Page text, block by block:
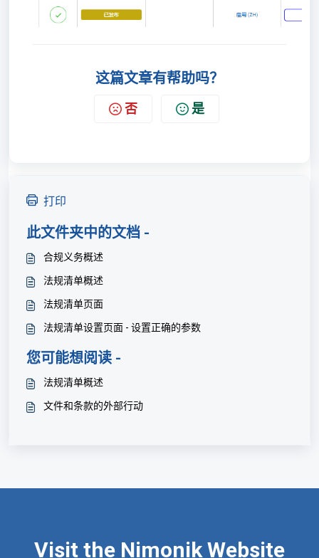
这篇文章有帮助吗？
否 是
打印
此文件夹中的文档 -
合规义务概述
法规清单概述
法规清单页面
法规清单设置页面 - 设置正确的参数
您可能想阅读 -
法规清单概述
文件和条款的外部行动
Visit the Nimonik Website